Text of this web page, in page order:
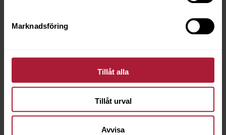
Marknadsföring
Tillåt alla
Tillåt urval
Avvisa